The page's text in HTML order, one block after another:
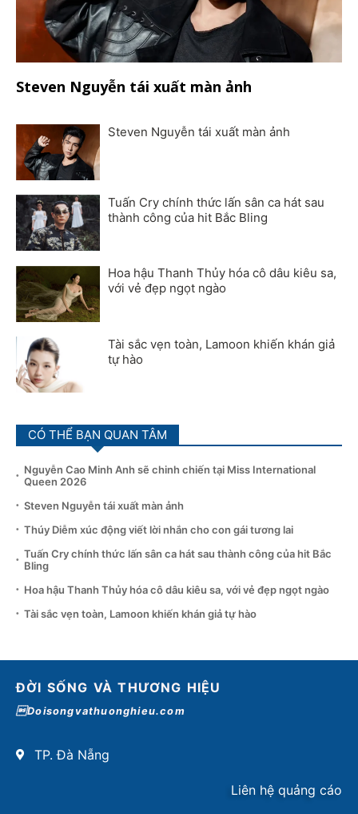
Steven Nguyễn tái xuất màn ảnh
Steven Nguyễn tái xuất màn ảnh
Tuấn Cry chính thức lấn sân ca hát sau
thành công của hit Bắc Bling
Hoa hậu Thanh Thủy hóa cô dâu kiêu sa,
với vẻ đẹp ngọt ngào
Tài sắc vẹn toàn, Lamoon khiến khán giả
tự hào
CÓ THỂ BẠN QUAN TÂM
Nguyễn Cao Minh Anh sẽ chinh chiến tại Miss International
Queen 2026
Steven Nguyễn tái xuất màn ảnh
Thúy Diễm xúc động viết lời nhắn cho con gái tương lai
Tuấn Cry chính thức lấn sân ca hát sau thành công của hit Bắc
Bling
Hoa hậu Thanh Thủy hóa cô dâu kiêu sa, với vẻ đẹp ngọt ngào
Tài sắc vẹn toàn, Lamoon khiến khán giả tự hào
ĐỜI SỐNG VÀ THƯƠNG HIỆU
Doisongvathuonghieu.com
TP. Đà Nẵng
Liên hệ quảng cáo